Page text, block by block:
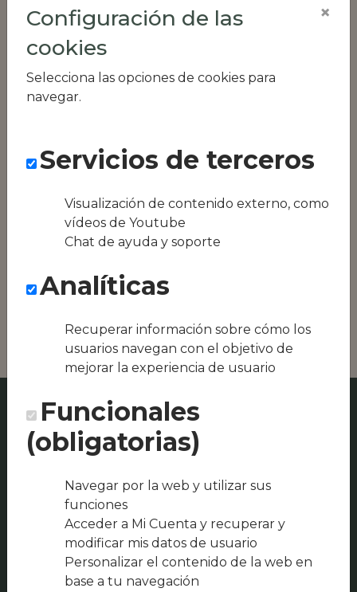
Cambio de menú
semanalmente
Factura única
Acceso individual
empleados
Panel de control
RR.HH
equipos híbridos
Conseguimos la
zona, como podría
ser Restaurante El
Configuración de las
cookies
Selecciona las opciones de cookies para
navegar.
×
Servicios de terceros
Visualización de contenido externo, como
vídeos de Youtube
Chat de ayuda y soporte
Analíticas
Recuperar información sobre cómo los
usuarios navegan con el objetivo de
mejorar la experiencia de usuario
Funcionales
(obligatorias)
Navegar por la web y utilizar sus
funciones
Acceder a Mi Cuenta y recuperar y
modificar mis datos de usuario
Personalizar el contenido de la web en
base a tu navegación